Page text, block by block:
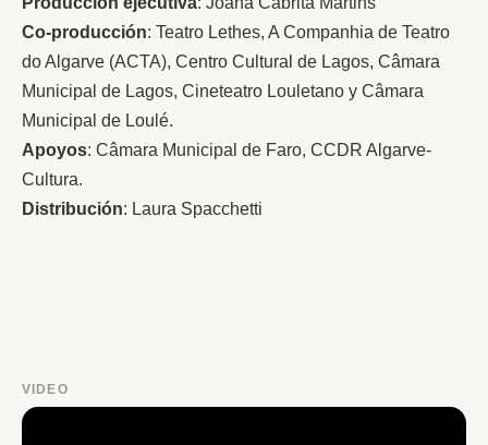
Co-producción: Teatro Lethes, A Companhia de Teatro
do Algarve (ACTA), Centro Cultural de Lagos, Câmara
Municipal de Lagos, Cineteatro Louletano y Câmara
Municipal de Loulé.
Apoyos: Câmara Municipal de Faro, CCDR Algarve-
Cultura.
Distribución: Laura Spacchetti
VIDEO